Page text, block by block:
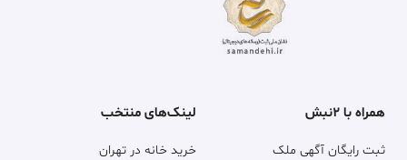
همراه با ۲نبش
ثبت رایگان آگهی ملک
لینک‌های منتخب
خرید خانه در تهران